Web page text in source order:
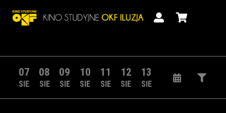
07
SIE
08
SIE
09
SIE
10
SIE
11
SIE
12
SIE
13
SIE